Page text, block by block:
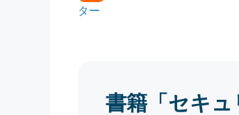
ター
書籍「セキュ